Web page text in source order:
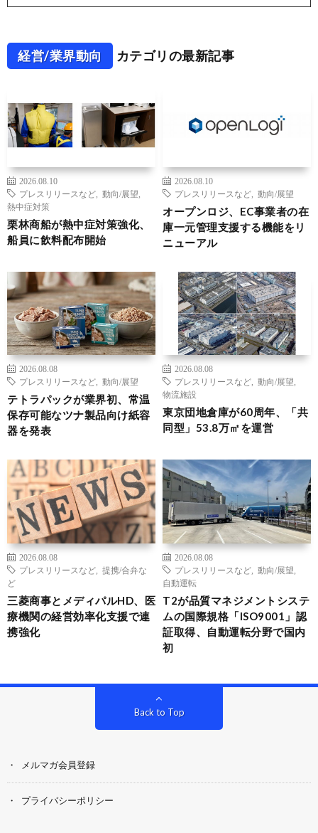
経営/業界動向 カテゴリの最新記事
2026.08.10
プレスリリースなど
動向/展望
熱中症対策
栗林商船が熱中症対策強化、
船員に飲料配布開始
2026.08.10
プレスリリースなど
動向/展望
オープンロジ、EC事業者の在
庫一元管理支援する機能をリ
ニューアル
2026.08.08
プレスリリースなど
動向/展望
テトラパックが業界初、常温
保存可能なツナ製品向け紙容
器を発表
2026.08.08
プレスリリースなど
動向/展望
物流施設
東京団地倉庫が60周年、「共
同型」53.8万㎡を運営
2026.08.08
プレスリリースなど
提携/合弁な
ど
三菱商事とメディパルHD、医
療機関の経営効率化支援で連
携強化
2026.08.08
プレスリリースなど
動向/展望
自動運転
T2が品質マネジメントシステ
ムの国際規格「ISO9001」認
証取得、自動運転分野で国内
初
Back to Top
メルマガ会員登録
プライバシーポリシー